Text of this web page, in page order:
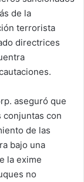
de la
terrorista
directrices
aseguró que
conjuntas con
de las
bajo una
la exime
no